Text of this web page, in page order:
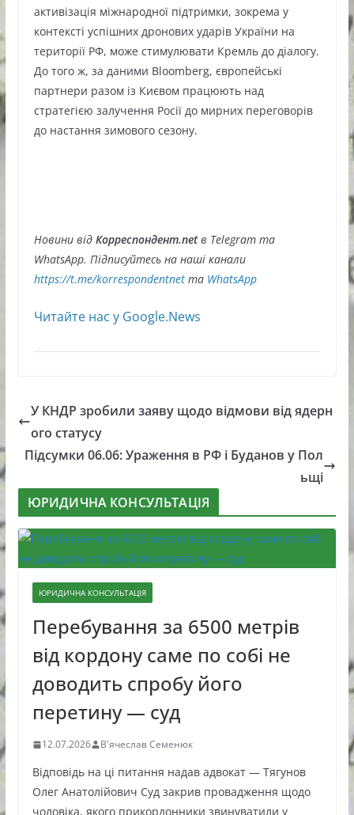
активізація міжнародної підтримки, зокрема у
контексті успішних дронових ударів України на
території РФ, може стимулювати Кремль до діалогу.
До того ж, за даними Bloomberg, європейські
партнери разом із Києвом працюють над
стратегією залучення Росії до мирних переговорів
до настання зимового сезону.
Новини відКорреспондент.netв Telegram та
WhatsApp. Підписуйтесь на наші канали
https://t.me/korrespondentnetта WhatsApp
Читайте нас у Google.News
У КНДР зробили заяву щодо відмови від ядерн
ого статусу
Підсумки 06.06: Ураження в РФ і Буданов у Пол
ьщі
ЮРИДИЧНА КОНСУЛЬТАЦІЯ
ЮРИДИЧНА КОНСУЛЬТАЦІЯ
Перебування за 6500 метрів
від кордону саме по собі не
доводить спробу його
перетину — суд
12.07.2026 В'ячеслав Семенюк
Відповідь на ці питання надав адвокат — Тягунов
Олег Анатолійович Суд закрив провадження щодо
чоловіка, якого прикордонники звинуватили у